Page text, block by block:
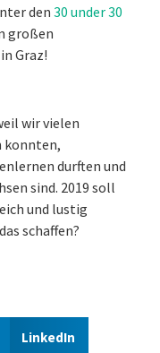
den 30 under 30
großen
Graz!
wir vielen
konnten,
durften und
sind. 2019 soll
und lustig
schaffen?
LinkedIn